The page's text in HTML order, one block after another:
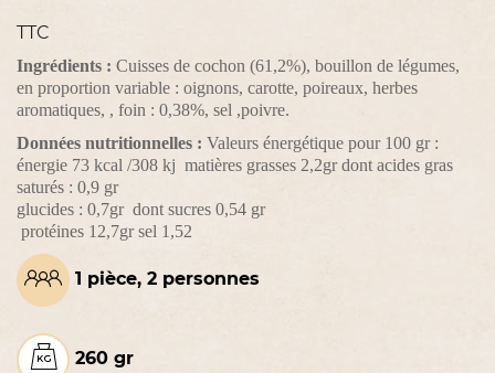
TTC
Ingrédients : Cuisses de cochon (61,2%), bouillon de légumes,
en proportion variable : oignons, carotte, poireaux, herbes
aromatiques, , foin : 0,38%, sel ,poivre.
Données nutritionnelles : Valeurs énergétique pour 100 gr :
énergie 73 kcal /308 kj matières grasses 2,2gr dont acides gras
saturés : 0,9 gr
glucides : 0,7gr dont sucres 0,54 gr
protéines 12,7gr sel 1,52
1 pièce, 2 personnes
260 gr